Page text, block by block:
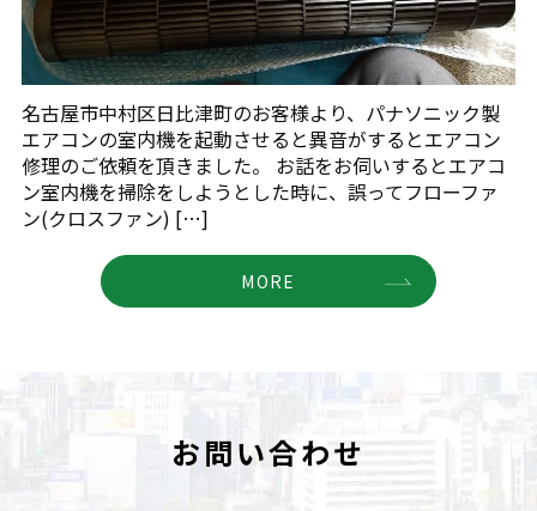
名古屋市中村区日比津町のお客様より、パナソニック製
エアコンの室内機を起動させると異音がするとエアコン
修理のご依頼を頂きました。 お話をお伺いするとエアコ
ン室内機を掃除をしようとした時に、誤ってフローファ
ン(クロスファン) […]
MORE
お問い合わせ